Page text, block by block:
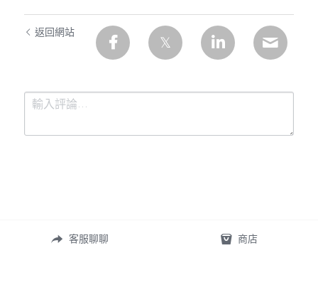
返回網站
提交 取消
客服聊聊 商店